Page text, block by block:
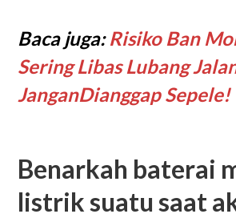
Baca juga:Risiko Ban
Sering Libas Lubang
JanganDianggap Sepele!
Benarkah baterai
listrik suatu saat